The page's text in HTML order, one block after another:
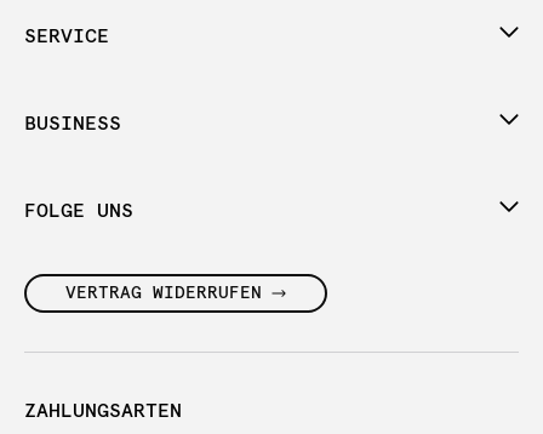
SERVICE
BUSINESS
FOLGE UNS
VERTRAG WIDERRUFEN
ZAHLUNGSARTEN